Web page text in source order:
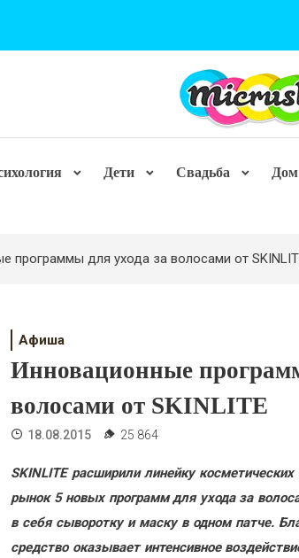
Дети Свадьба Дом
программы для ухода за волосами от
Афиша
Инновационные
волосами от SKINLITE
18.08.2015 25 864
SKINLITE расширили линейку
рынок 5 новых программ для ухода за
в себя сыворотку и маску в одном патче.
средство оказывает интенсивное